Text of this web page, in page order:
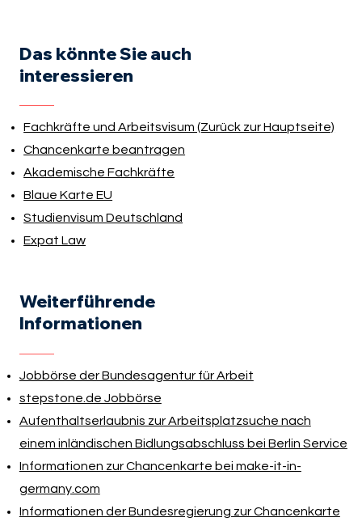
Das könnte Sie auch
interessieren
Fachkräfte und Arbeitsvisum (Zurück zur Hauptseite)
Chancenkarte beantragen
Akademische Fachkräfte
Blaue Karte EU
Studienvisum Deutschland
Expat Law
Weiterführende
Informationen
Jobbörse der Bundesagentur für Arbeit
stepstone.de Jobbörse
Aufenthaltserlaubnis zur Arbeitsplatzsuche nach
einem inländischen Bidlungsabschluss bei Berlin Service
Informationen zur Chancenkarte bei make-it-in-
germany.com
Informationen der Bundesregierung zur Chancenkarte